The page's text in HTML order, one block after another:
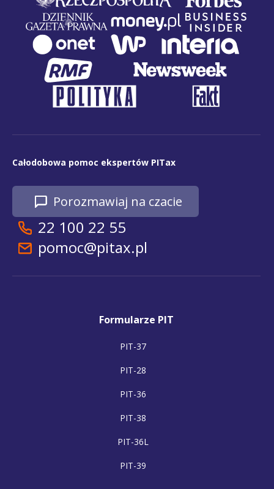
Całodobowa pomoc ekspertów PITax
Porozmawiaj na czacie
22 100 22 55
pomoc@pitax.pl
Formularze PIT
PIT-37
PIT-28
PIT-36
PIT-38
PIT-36L
PIT-39